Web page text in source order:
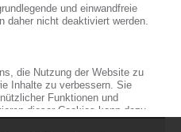
abonnieren